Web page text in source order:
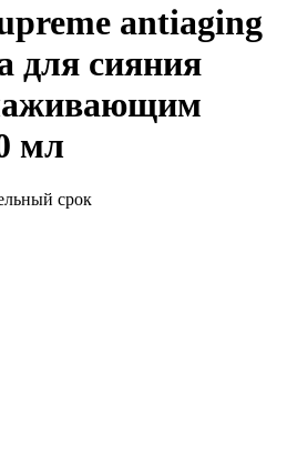
antiaging
для сияния
мл
срок